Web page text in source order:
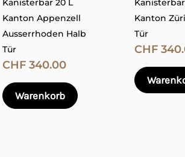
für meinen nächsten Kommentar
Kanisterbar 20 L
Kanton Appenzell
Ausserrhoden Halb
Tür
CHF340.00
Warenkorb
können
Produktseite
gewählt
Kanton
Tür
CHF